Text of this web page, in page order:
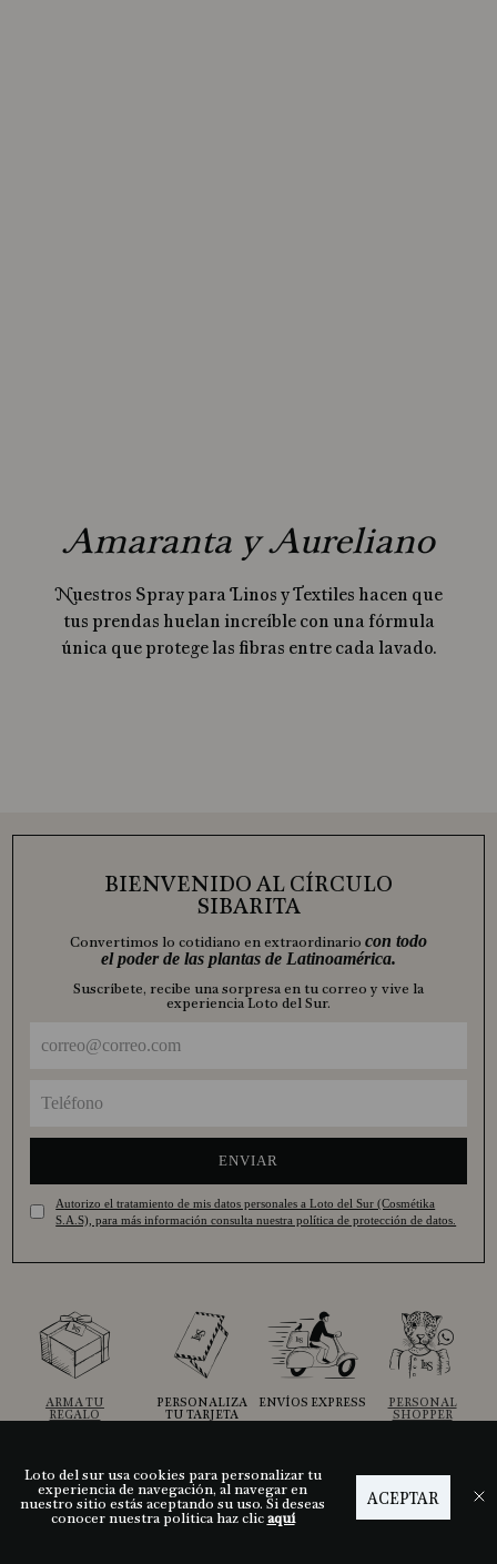
Amaranta y Aureliano
Nuestros Spray para Linos y Textiles hacen que
tus prendas huelan increíble con una fórmula
única que protege las fibras entre cada lavado.
BIENVENIDO AL CÍRCULO
SIBARITA
Convertimos lo cotidiano en extraordinario con todo
el poder de las plantas de Latinoamérica.
Suscríbete, recibe una sorpresa en tu correo y vive la
experiencia Loto del Sur.
ENVIAR
Autorizo el tratamiento de mis datos personales a Loto del Sur (Cosmétika
S.A.S), para más información consulta nuestra política de protección de datos.
ARMA TU
REGALO
PERSONALIZA
TU TARJETA
ENVÍOS EXPRESS
PERSONAL
SHOPPER
Ayuda
ACEPTAR
Loto del sur usa cookies para personalizar tu
experiencia de navegación, al navegar en
nuestro sitio estás aceptando su uso. Si deseas
conocer nuestra política haz clicaquí